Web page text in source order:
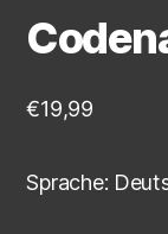
€19,99
Sprache: